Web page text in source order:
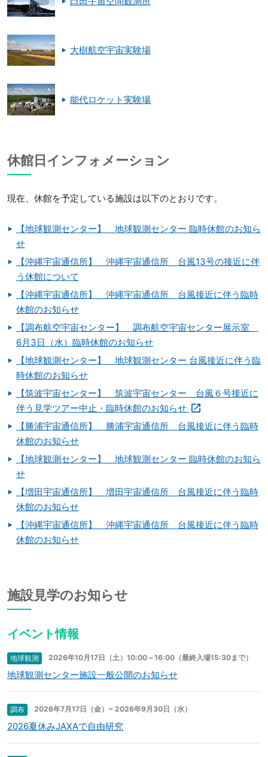
大樹航空宇宙実験場
能代ロケット実験場
休館日インフォメーション
現在、休館を予定している施設は以下のとおりです。
【地球観測センター】 地球観測センター 臨時休館のお知ら
せ
【沖縄宇宙通信所】 沖縄宇宙通信所 台風13号の接近に伴
う休館について
【沖縄宇宙通信所】 沖縄宇宙通信所 台風接近に伴う臨時
休館のお知らせ
【調布航空宇宙センター】 調布航空宇宙センター展示室
6月3日（水）臨時休館のお知らせ
【地球観測センター】 地球観測センター 台風接近に伴う臨
時休館のお知らせ
【筑波宇宙センター】 筑波宇宙センター 台風６号接近に
伴う見学ツアー中止・臨時休館のお知らせ
【勝浦宇宙通信所】 勝浦宇宙通信所 台風接近に伴う臨時
休館のお知らせ
【地球観測センター】 地球観測センター 臨時休館のお知ら
せ
【増田宇宙通信所】 増田宇宙通信所 台風接近に伴う臨時
休館のお知らせ
【沖縄宇宙通信所】 沖縄宇宙通信所 台風接近に伴う臨時
休館のお知らせ
施設見学のお知らせ
イベント情報
地球観測 2026年10月17日（土）10:00～16:00（最終入場15:30まで）
地球観測センター施設一般公開のお知らせ
調布 2026年7月17日（金）~ 2026年9月30日（水）
2026夏休みJAXAで自由研究